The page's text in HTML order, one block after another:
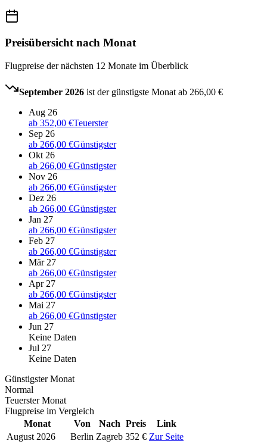
Preisübersicht nach Monat
Flugpreise der nächsten 12 Monate im Überblick
September 2026 ist der günstigste Monat ab 266,00 €
Aug 26
ab 352,00 €Teuerster
Sep 26
ab 266,00 €Günstigster
Okt 26
ab 266,00 €Günstigster
Nov 26
ab 266,00 €Günstigster
Dez 26
ab 266,00 €Günstigster
Jan 27
ab 266,00 €Günstigster
Feb 27
ab 266,00 €Günstigster
Mär 27
ab 266,00 €Günstigster
Apr 27
ab 266,00 €Günstigster
Mai 27
ab 266,00 €Günstigster
Jun 27
Keine Daten
Jul 27
Keine Daten
Günstigster Monat
Normal
Teuerster Monat
Flugpreise im Vergleich
Monat
Von Nach Preis
Link
August 2026
Berlin Zagreb 352 € Zur Seite